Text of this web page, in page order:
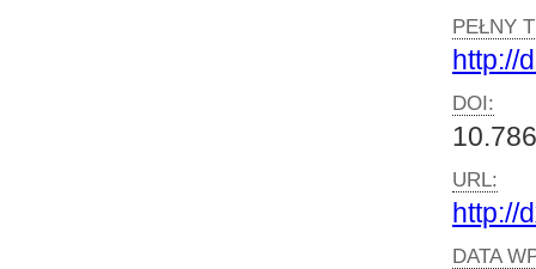
PEŁNY
http://
DOI:
URL:
http://
DATA